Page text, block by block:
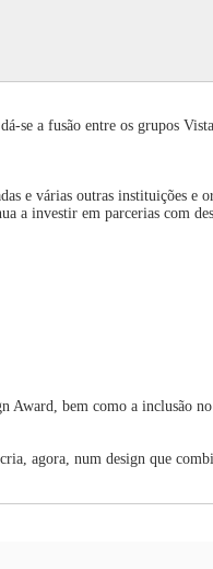
se a fusão entre os grupos
e várias outras instituições e
a investir em parcerias com
bem como a inclusão
agora, num design que